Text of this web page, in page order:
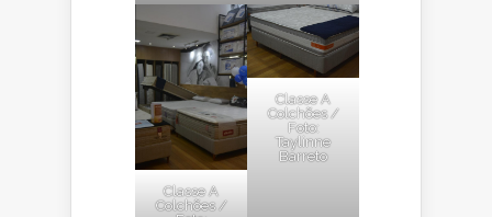
Classe A
Colchões /
Classe A
Colchões /
Foto:
Taylinne
Barreto